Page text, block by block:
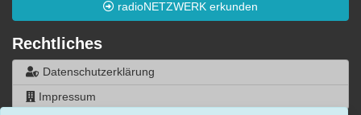
radioNETZWERK erkunden
Rechtliches
Datenschutzerklärung
Impressum